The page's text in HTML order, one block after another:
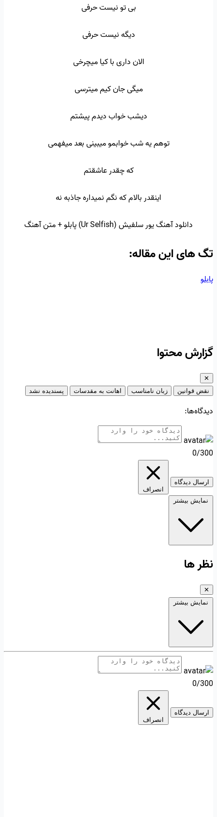
بی تو نیست حرفی
دیگه نیست حرفی
الان داری با کیا میچرخی
میگی جان کیم میترسی
دیشب خواب دیدم پیشتم
توهم یه شب خوابمو میبینی بعد میفهمی
که چقدر عاشقتم
اینقدر بالام که نگم نمیداره جاذبه نه
دانلود آهنگ یور سلفیش (Ur Selfish) پابلو + متن آهنگ
تگ‌ های این مقاله:
پابلو
گزارش محتوا
✕
نقض قوانین
زبان نامناسب اهانت به مقدسات پسندیده نشد
دیدگاه‌ها:
0/300
ارسال دیدگاه
انصراف
نمایش بیشتر
نظر ها
✕
نمایش بیشتر
0/300
ارسال دیدگاه
انصراف